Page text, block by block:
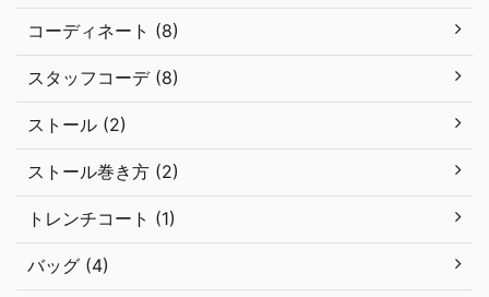
コーディネート (8)
スタッフコーデ (8)
ストール (2)
ストール巻き方 (2)
トレンチコート (1)
バッグ (4)